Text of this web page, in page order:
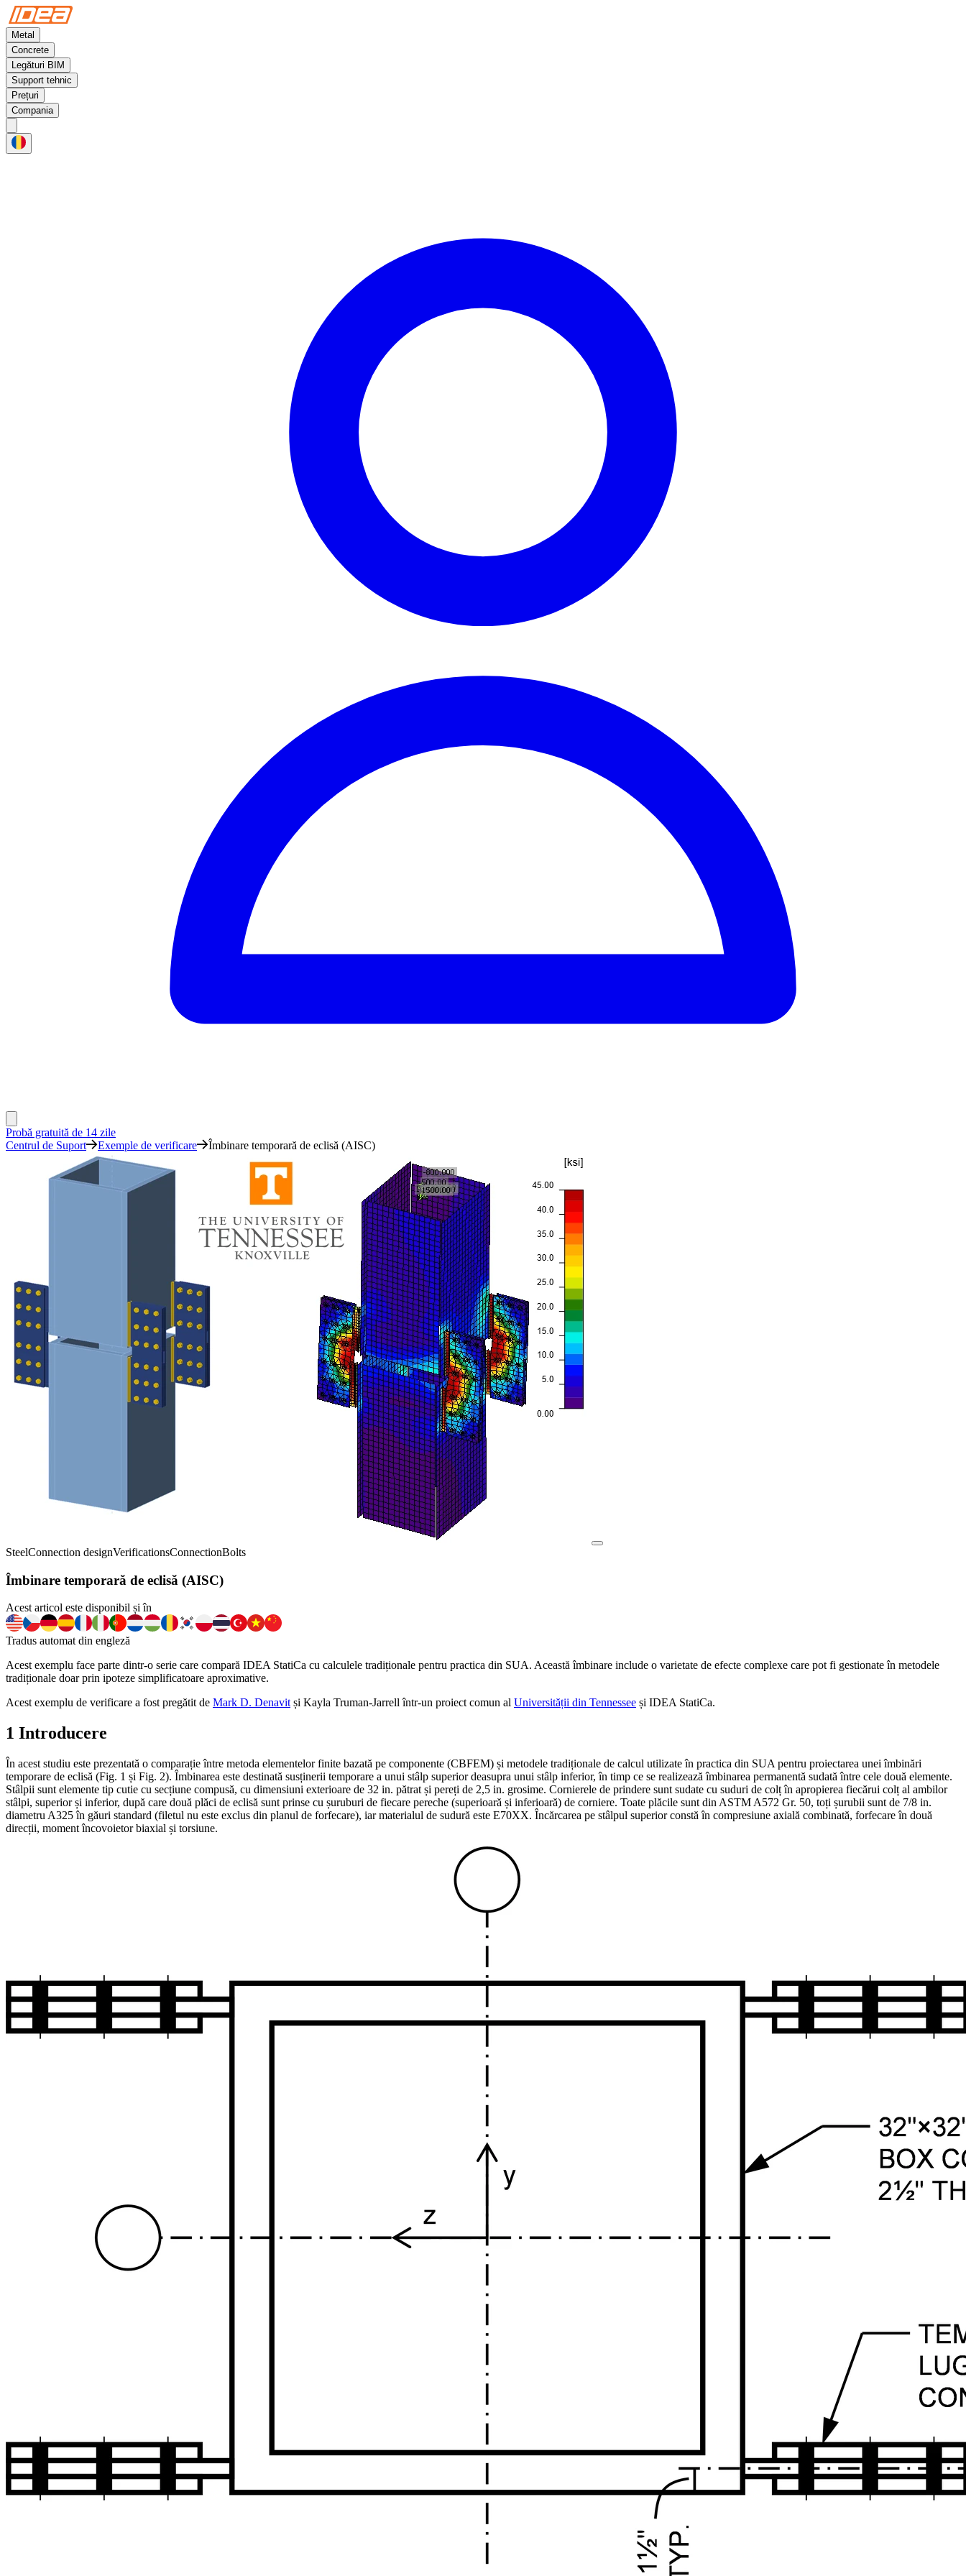
Metal
Concrete
Legături BIM
Support tehnic
Prețuri
Compania
Probă gratuită de 14 zile
Centrul de Suport
Exemple de verificare Îmbinare temporară de eclisă (AISC)
SteelConnection designVerificationsConnectionBolts
Îmbinare temporară de eclisă (AISC)
Acest articol este disponibil și în
Tradus automat din engleză
Acest exemplu face parte dintr-o serie care compară IDEA StatiCa cu calculele tradiționale pentru practica din SUA. Această îmbinare include o varietate de efecte complexe care pot fi gestionate în metodele
tradiționale doar prin ipoteze simplificatoare aproximative.
Acest exemplu de verificare a fost pregătit de Mark D. Denavitși Kayla Truman-Jarrell într-un proiect comun al Universității din Tennessee și IDEA StatiCa.
1 Introducere
În acest studiu este prezentată o comparație între metoda elementelor finite bazată pe componente (CBFEM) și metodele tradiționale de calcul utilizate în practica din SUA pentru proiectarea unei îmbinări
temporare de eclisă (Fig. 1 și Fig. 2). Îmbinarea este destinată susținerii temporare a unui stâlp superior deasupra unui stâlp inferior, în timp ce se realizează îmbinarea permanentă sudată între cele două elemente.
Stâlpii sunt elemente tip cutie cu secțiune compusă, cu dimensiuni exterioare de 32 in. pătrat și pereți de 2,5 in. grosime. Cornierele de prindere sunt sudate cu suduri de colț în apropierea fiecărui colț al ambilor
stâlpi, superior și inferior, după care două plăci de eclisă sunt prinse cu șuruburi de fiecare pereche (superioară și inferioară) de corniere. Toate plăcile sunt din ASTM A572 Gr. 50, toți șurubii sunt de 7/8 in.
diametru A325 în găuri standard (filetul nu este exclus din planul de forfecare), iar materialul de sudură este E70XX. Încărcarea pe stâlpul superior constă în compresiune axială combinată, forfecare în două
direcții, moment încovoietor biaxial și torsiune.